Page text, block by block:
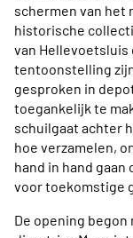
schermen van het
historische
van Hellevoetsluis
tentoonstelling
gesproken in
toegankelijk te
schuilgaat achter
hoe verzamelen,
hand in hand
voor toekomstige
De opening